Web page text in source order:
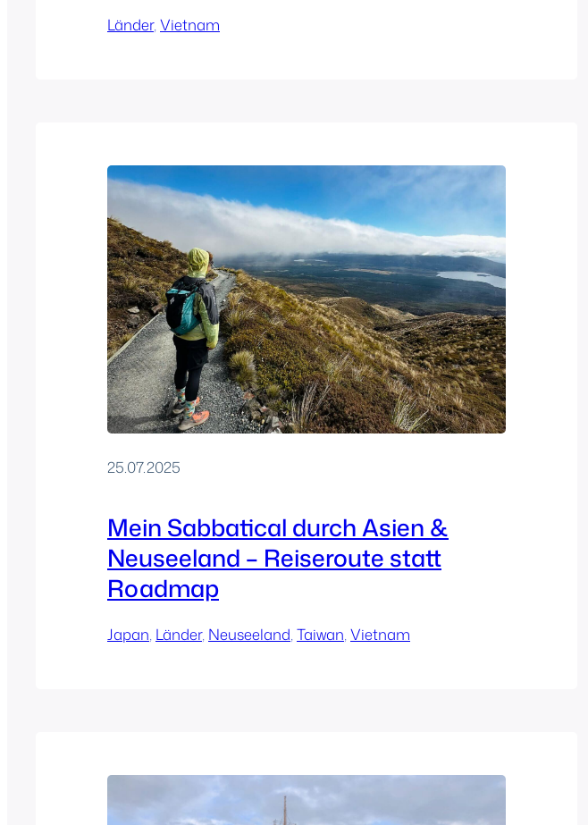
Länder, Vietnam
25.07.2025
Mein Sabbatical durch Asien &
Neuseeland – Reiseroute statt
Roadmap
Japan, Länder, Neuseeland, Taiwan, Vietnam